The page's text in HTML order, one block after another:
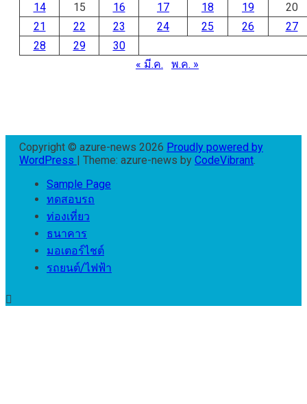
14
15 16 17 18 19
20
21
22 23 24 25 26
27
28
29
30
« มี.ค.
พ.ค. »
Copyright © azure-news 2026 Proudly powered by
WordPress
Theme: azure-news by CodeVibrant.
Sample Page
ทดสอบรถ
ท่องเที่ยว
ธนาคาร
มอเตอร์ไชต์
รถยนต์/ไฟฟ้า